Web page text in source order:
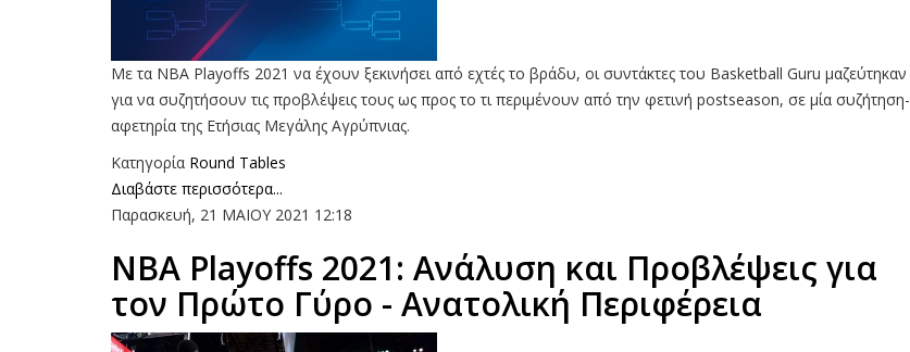
Με τα NBA Playoffs 2021 να έχουν ξεκινήσει από εχτές το βράδυ, οι συντάκτες του Basketball Guru μαζεύτηκαν
για να συζητήσουν τις προβλέψεις τους ως προς το τι περιμένουν από την φετινή postseason, σε μία συζήτηση-
αφετηρία της Ετήσιας Μεγάλης Αγρύπνιας.
Κατηγορία Round Tables
Διαβάστε περισσότερα...
Παρασκευή, 21 ΜΑΙΟΥ 2021 12:18
ΝΒΑ Playoffs 2021: Ανάλυση και Προβλέψεις για
τον Πρώτο Γύρο - Ανατολική Περιφέρεια